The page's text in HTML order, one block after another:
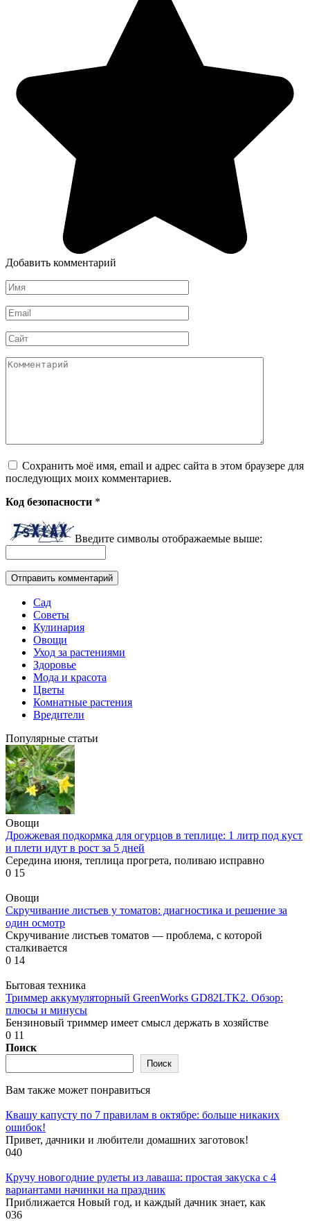
Добавить комментарий
Имя
*
Email
*
Сайт
Комментарий
Сохранить моё имя, email и адрес сайта в этом браузере для
последующих моих комментариев.
Код безопасности *
Введите символы отображаемые выше:
Сад
Советы
Кулинария
Овощи
Уход за растениями
Здоровье
Мода и красота
Цветы
Комнатные растения
Вредители
Популярные статьи
Овощи
Дрожжевая подкормка для огурцов в теплице: 1 литр под куст
и плети идут в рост за 5 дней
Середина июня, теплица прогрета, поливаю исправно
0 15
Овощи
Скручивание листьев у томатов: диагностика и решение за
один осмотр
Скручивание листьев томатов — проблема, с которой
сталкивается
0 14
Бытовая техника
Триммер аккумуляторный GreenWorks GD82LTK2. Обзор:
плюсы и минусы
Бензиновый триммер имеет смысл держать в хозяйстве
0 11
Поиск
Поиск
Вам также может понравиться
Квашу капусту по 7 правилам в октябре: больше никаких
ошибок!
Привет, дачники и любители домашних заготовок!
040
Кручу новогодние рулеты из лаваша: простая закуска с 4
вариантами начинки на праздник
Приближается Новый год, и каждый дачник знает, как
036